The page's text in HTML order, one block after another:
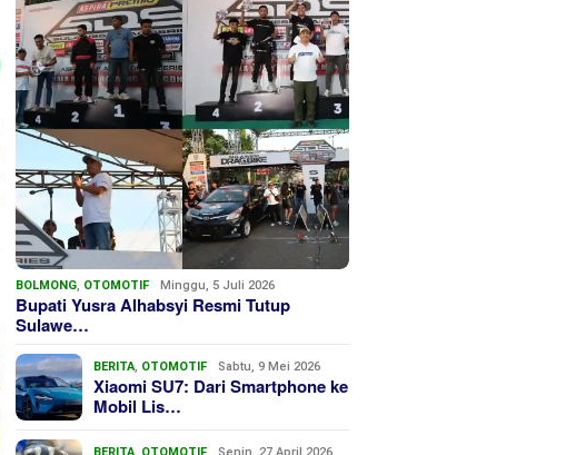
BOLMONG, OTOMOTIF Minggu, 5 Juli 2026
Bupati Yusra Alhabsyi Resmi Tutup
Sulawe…
BERITA, OTOMOTIF Sabtu, 9 Mei 2026
Xiaomi SU7: Dari Smartphone ke
Mobil Lis…
BERITA, OTOMOTIF Senin, 27 April 2026